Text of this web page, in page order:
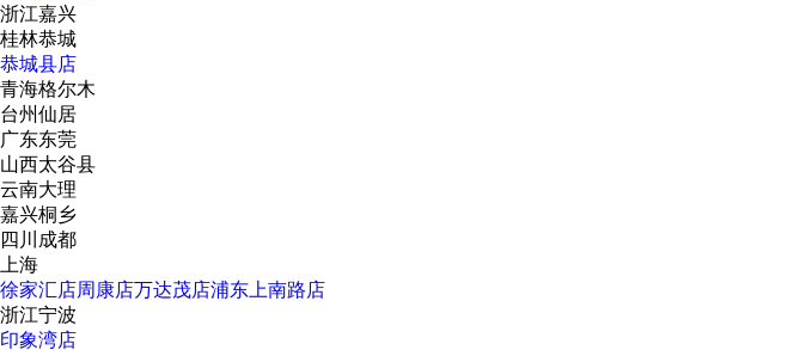
浙江嘉兴
桂林恭城
恭城县店
青海格尔木
台州仙居
广东东莞
山西太谷县
云南大理
嘉兴桐乡
四川成都
上海
徐家汇店周康店万达茂店浦东上南路店
浙江宁波
印象湾店